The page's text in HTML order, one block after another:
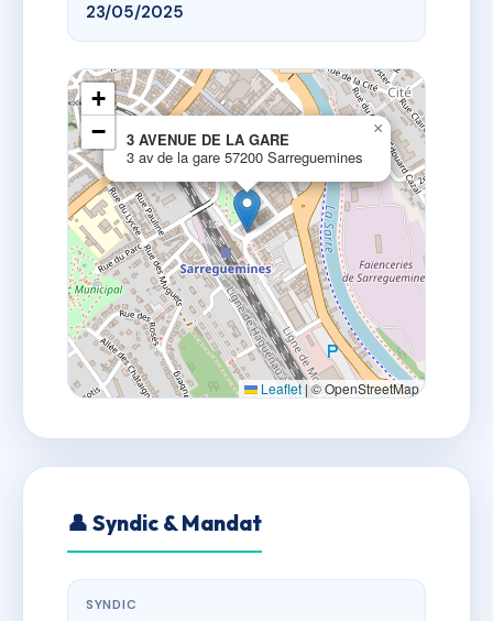
23/05/2025
3 AVENUE DE LA GARE
3 av de la gare 57200 Sarreguemines
×
+
−
Leaflet|© OpenStreetMap
👤 Syndic & Mandat
SYNDIC